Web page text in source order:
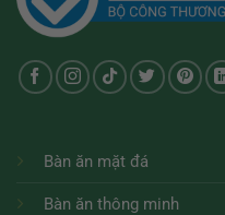
Bàn ăn mặt đá
Bàn ăn thông minh